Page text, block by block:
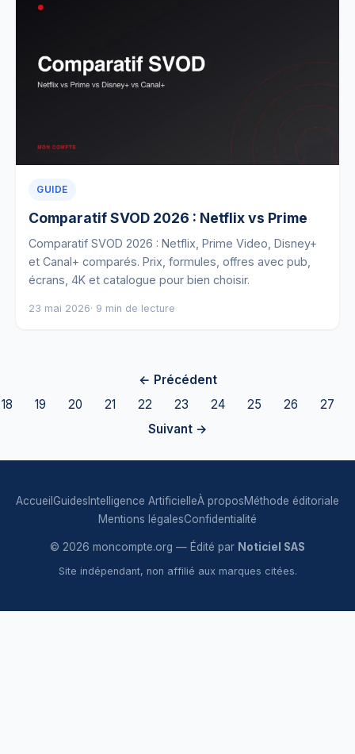
GUIDE
Comparatif SVOD 2026 : Netflix vs Prime
Comparatif SVOD 2026 : Netflix, Prime Video, Disney+
et Canal+ comparés. Prix, formules, offres avec pub,
écrans, 4K et catalogue pour bien choisir.
23 mai 2026· 9 min de lecture
← Précédent
18
19 20 21 22 23 24 25 26
27
Suivant →
AccueilGuidesIntelligence ArtificielleÀ proposMéthode éditoriale
Mentions légalesConfidentialité
© 2026 moncompte.org — Édité par Noticiel SAS
Site indépendant, non affilié aux marques citées.